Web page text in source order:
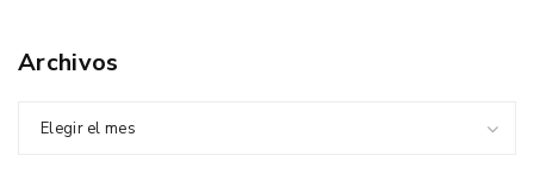
Archivos
Elegir el mes